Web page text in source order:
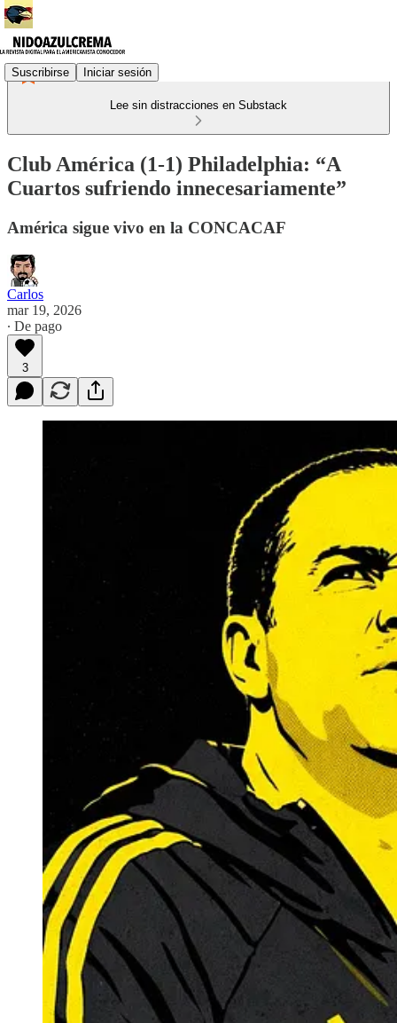
Suscribirse Iniciar sesión
Lee sin distracciones en Substack
Club América (1-1) Philadelphia: “A
Cuartos sufriendo innecesariamente”
América sigue vivo en la CONCACAF
Carlos
mar 19, 2026
∙ De pago
3